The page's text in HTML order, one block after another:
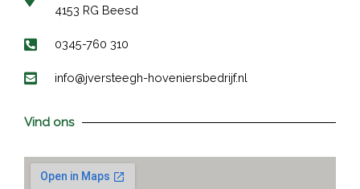
4153 RG Beesd
0345-760 310
info@jversteegh-hoveniersbedrijf.nl
Vind ons